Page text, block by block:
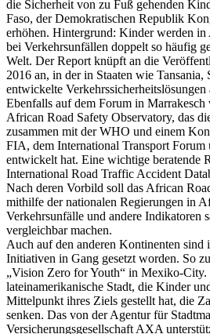
die Sicherheit von zu Fuß gehenden
Faso, der Demokratischen Republik
erhöhen. Hintergrund: Kinder werden in
bei Verkehrsunfällen doppelt so häufig
Welt. Der Report knüpft an die
2016 an, in der in Staaten wie Tansania,
entwickelte
Ebenfalls auf dem Forum in Marrakesch
African Road Safety Observatory, das
zusammen mit der WHO und einem
FIA, dem International Transport Forum
entwickelt hat. Eine wichtige beratende
International Road Traffic Accident
Nach deren Vorbild soll das African
mithilfe der nationalen Regierungen in
Verkehrsunfälle und andere Indikatoren
vergleichbar machen.
Auch auf den anderen Kontinenten sind
Initiativen in Gang gesetzt worden. So
„Vision Zero for Youth“ in Mexiko-City.
lateinamerikanische Stadt, die Kinder
Mittelpunkt ihres Ziels gestellt hat, die
senken. Das von der Agentur für
Versicherungsgesellschaft AXA